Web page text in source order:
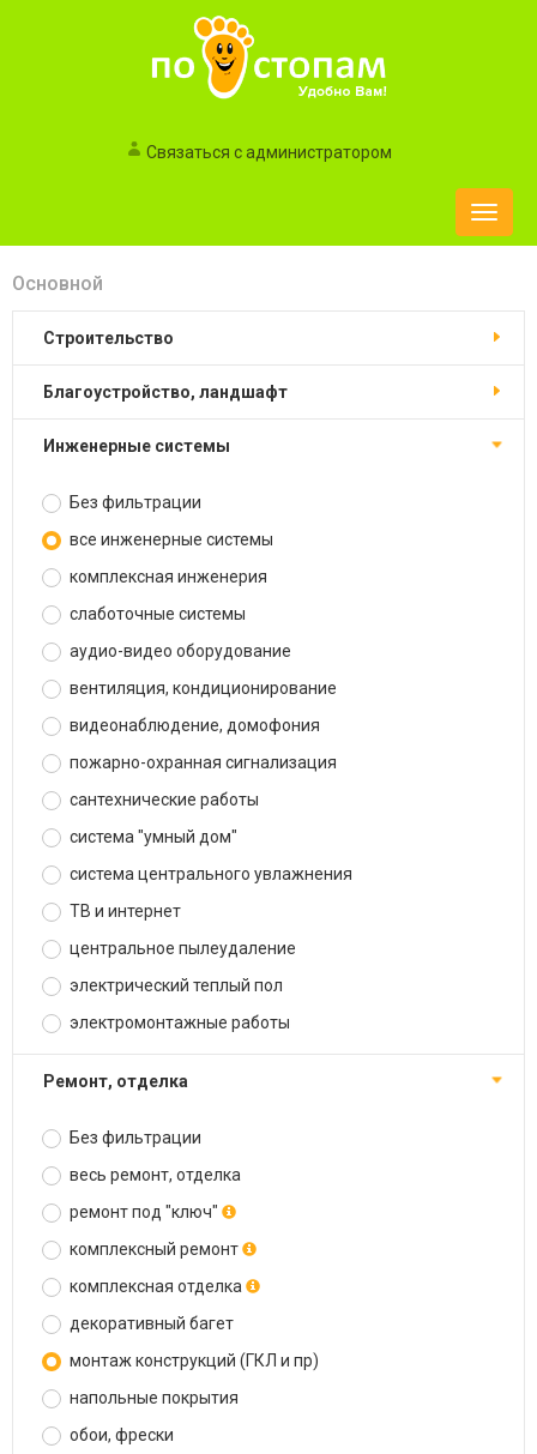
Связаться с администратором
Toggle
Основной
строительство
благоустройство, ландшафт
инженерные системы
Без фильтрации
все инженерные системы
комплексная инженерия
слаботочные системы
аудио-видео оборудование
вентиляция, кондиционирование
видеонаблюдение, домофония
пожарно-охранная сигнализация
сантехнические работы
система "умный дом"
система центрального увлажнения
ТВ и интернет
центральное пылеудаление
электрический теплый пол
электромонтажные работы
ремонт, отделка
Без фильтрации
весь ремонт, отделка
ремонт под "ключ"
комплексный ремонт
комплексная отделка
декоративный багет
монтаж конструкций (ГКЛ и пр)
напольные покрытия
обои, фрески